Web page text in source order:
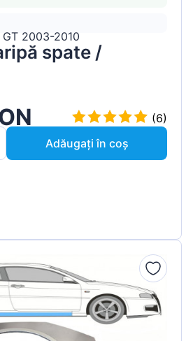
GT 2003-2010
spate /
(6)
Adăugați în coș